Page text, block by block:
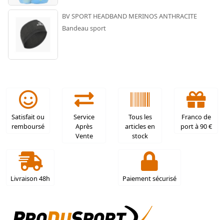
BV SPORT HEADBAND MERINOS ANTHRACITE
Bandeau sport
Satisfait ou
remboursé
Service
Après
Vente
Tous les
articles en
stock
Franco de
port à 90 €
Livraison 48h Paiement sécurisé